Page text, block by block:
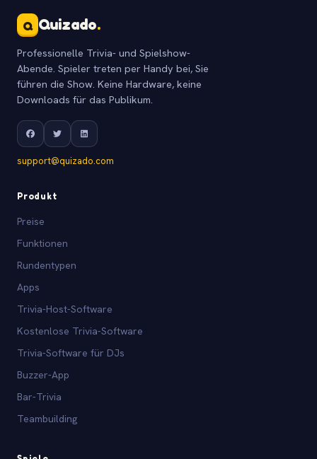
Q Quizado.
Professionelle Trivia- und Spielshow-
Abende. Spieler treten per Handy bei, Sie
führen die Show. Keine Hardware, keine
Downloads für das Publikum.
support@quizado.com
Produkt
Preise
Funktionen
Rundentypen
Apps
Trivia-Host-Software
Kostenlose Trivia-Software
Trivia-Software für DJs
Buzzer-App
Bar-Trivia
Teambuilding